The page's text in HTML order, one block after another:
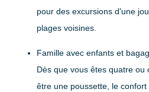
pour des excursions d'une
plages voisines.
Famille avec enfants et
Dès que vous êtes quatre ou
être une poussette, le